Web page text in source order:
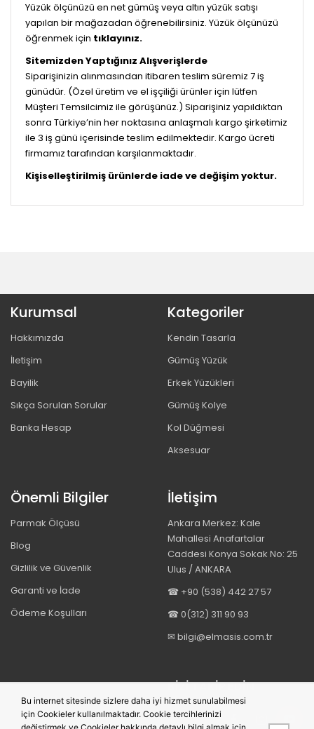
Yüzük ölçünüzü en net gümüş veya altın yüzük satışı
yapılan bir mağazadan öğrenebilirsiniz. Yüzük ölçünüzü
öğrenmek için tıklayınız.
Sitemizden Yaptığınız Alışverişlerde
Siparişinizin alınmasından itibaren teslim süremiz 7 iş
günüdür. (Özel üretim ve el işçiliği ürünler için lütfen
Müşteri Temsilcimiz ile görüşünüz.) Siparişiniz yapıldıktan
sonra Türkiye’nin her noktasına anlaşmalı kargo şirketimiz
ile 3 iş günü içerisinde teslim edilmektedir. Kargo ücreti
firmamız tarafından karşılanmaktadır.
Kişiselleştirilmiş ürünlerde iade ve değişim yoktur.
Kurumsal
Hakkımızda
İletişim
Bayilik
Sıkça Sorulan Sorular
Banka Hesap
Kategoriler
Kendin Tasarla
Gümüş Yüzük
Erkek Yüzükleri
Gümüş Kolye
Kol Düğmesi
Aksesuar
Önemli Bilgiler
Parmak Ölçüsü
Blog
Gizlilik ve Güvenlik
Garanti ve İade
Ödeme Koşulları
İletişim
Ankara Merkez: Kale
Mahallesi Anafartalar
Caddesi Konya Sokak No: 25
Ulus / ANKARA
☎ +90 (538) 442 27 57
☎ 0(312) 311 90 93
✉ bilgi@elmasis.com.tr
BIZI TAKIP EDIN
Bu internet sitesinde sizlere daha iyi hizmet sunulabilmesi
için Cookieler kullanılmaktadır. Cookie tercihlerinizi